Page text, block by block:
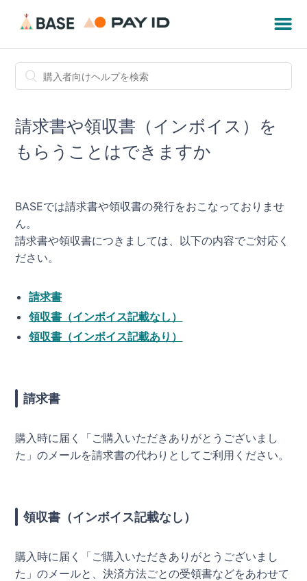
請求書や領収書（インボイス）を
もらうことはできますか
BASEでは請求書や領収書の発行をおこなっておりませ
ん。
請求書や領収書につきましては、以下の内容でご対応く
ださい。
請求書
領収書（インボイス記載なし）
領収書（インボイス記載あり）
請求書
購入時に届く「ご購入いただきありがとうございまし
た」のメールを請求書の代わりとしてご利用ください。
領収書（インボイス記載なし）
購入時に届く「ご購入いただきありがとうございまし
た」のメールと、決済方法ごとの受領書などをあわせて